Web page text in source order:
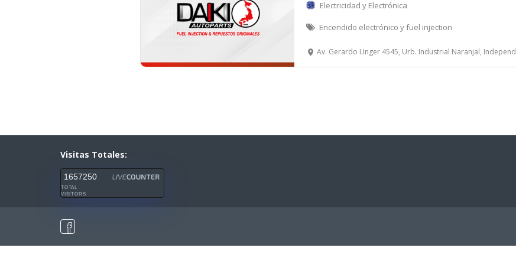
Electricidad y Electrónica
Encendido electrónico y fuel injection
Av. Gerardo Unger 4545, Urb. Industrial Naranjal, Independencia, Lima
Visitas Totales:
1657250
TOTAL
VISITORS